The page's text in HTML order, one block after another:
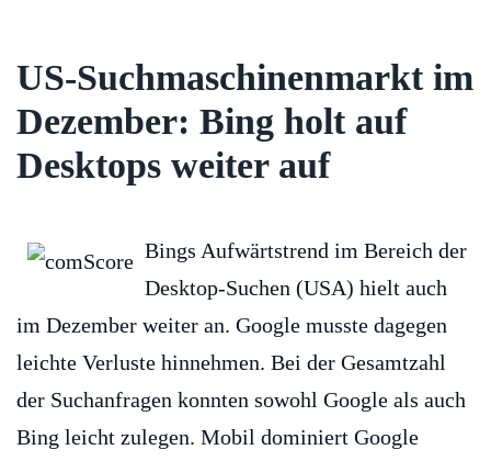
US-Suchmaschinenmarkt im
Dezember: Bing holt auf
Desktops weiter auf
Bings Aufwärtstrend im Bereich der
Desktop-Suchen (USA) hielt auch
im Dezember weiter an. Google musste dagegen
leichte Verluste hinnehmen. Bei der Gesamtzahl
der Suchanfragen konnten sowohl Google als auch
Bing leicht zulegen. Mobil dominiert Google